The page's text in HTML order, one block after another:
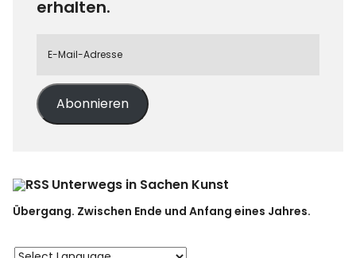
erhalten.
Abonnieren
Unterwegs in Sachen Kunst
Übergang. Zwischen Ende und Anfang eines Jahres.